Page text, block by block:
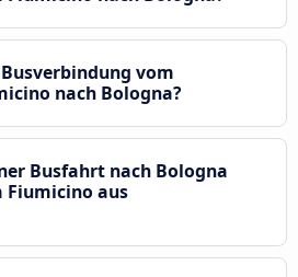
vom
nach Bologna?
Busfahrt nach Bologna
Fiumicino aus